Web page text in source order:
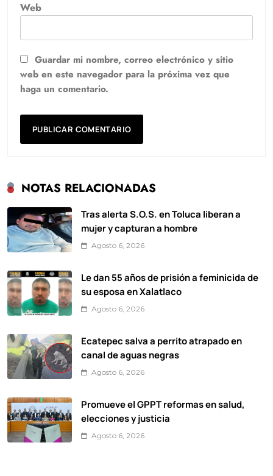
Web
Guardar mi nombre, correo electrónico y sitio
web en este navegador para la próxima vez que
haga un comentario.
NOTAS RELACIONADAS
Tras alerta S.O.S. en Toluca liberan a
mujer y capturan a hombre
Agosto 6, 2026
Le dan 55 años de prisión a feminicida de
su esposa en Xalatlaco
Agosto 6, 2026
Ecatepec salva a perrito atrapado en
canal de aguas negras
Agosto 6, 2026
Promueve el GPPT reformas en salud,
elecciones y justicia
Agosto 6, 2026